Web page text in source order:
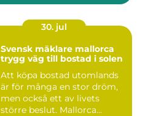
30. jul
Svensk mäklare mallorca
trygg väg till bostad i solen
Att köpa bostad utomlands
är för många en stor dröm,
men också ett av livets
större beslut. Mallorca...